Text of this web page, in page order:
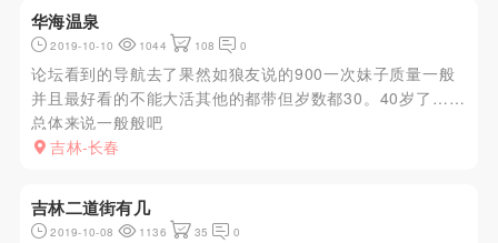
华海温泉
2019-10-10 1044 108 0
论坛看到的导航去了果然如狼友说的900一次妹子质量一般
并且最好看的不能大活其他的都带但岁数都30。40岁了……
总体来说一般般吧
吉林-长春
吉林二道街有几
2019-10-08 1136 35 0